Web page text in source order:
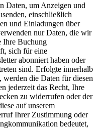
Daten, um Anzeigen und
einschließlich
und Einladungen über
nur Daten, die wir
Ihre Buchung
sich für eine
abonniert haben oder
sind. Erfolgte innerhalb
die Daten für diesen
jederzeit das Recht, Ihre
zu widerrufen oder der
auf unserem
Ihrer Zustimmung oder
bedeutet,